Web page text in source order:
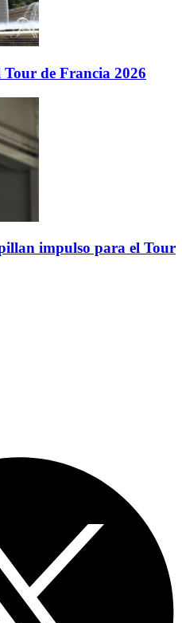
Tour de Francia 2026
impulso para el Tour